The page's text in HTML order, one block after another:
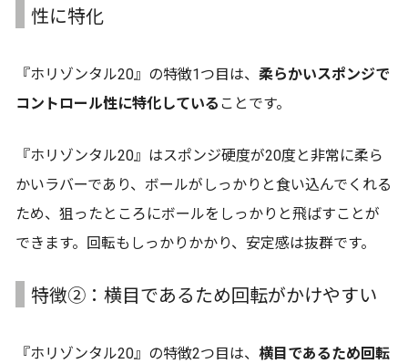
性に特化
『ホリゾンタル20』の特徴1つ目は、 柔らかいスポンジで
コントロール性に特化している ことです。
『ホリゾンタル20』はスポンジ硬度が20度と非常に柔ら
かいラバーであり、ボールがしっかりと食い込んでくれる
ため、狙ったところにボールをしっかりと飛ばすことが
できます。回転もしっかりかかり、安定感は抜群です。
特徴②：横目であるため回転がかけやすい
『ホリゾンタル20』の特徴2つ目は、 横目であるため回転